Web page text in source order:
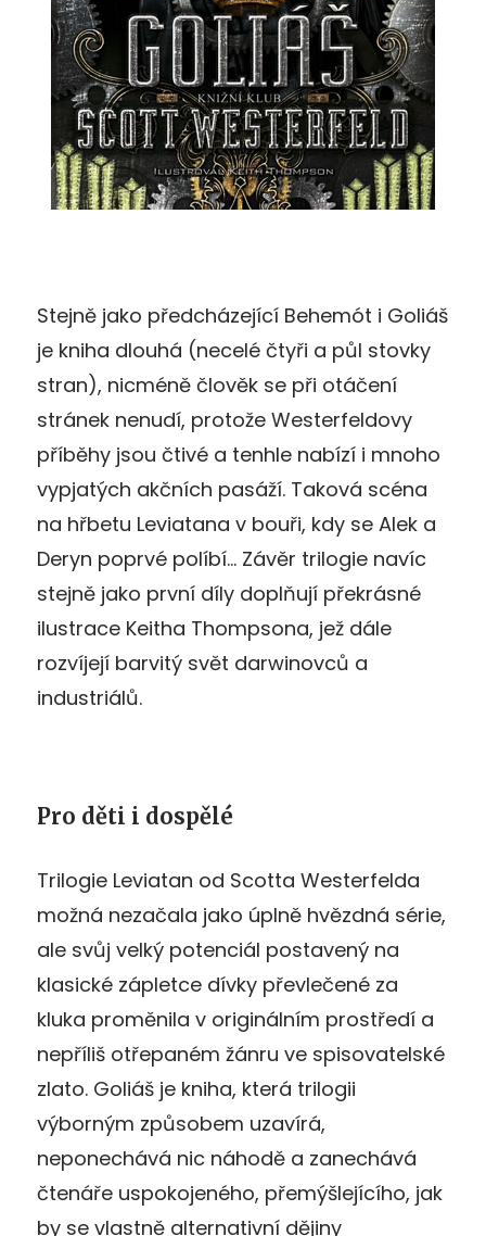
Stejně jako předcházející Behemót i Goliáš
je kniha dlouhá (necelé čtyři a půl stovky
stran), nicméně člověk se při otáčení
stránek nenudí, protože Westerfeldovy
příběhy jsou čtivé a tenhle nabízí i mnoho
vypjatých akčních pasáží. Taková scéna
na hřbetu Leviatana v bouři, kdy se Alek a
Deryn poprvé políbí… Závěr trilogie navíc
stejně jako první díly doplňují překrásné
ilustrace Keitha Thompsona, jež dále
rozvíjejí barvitý svět darwinovců a
industriálů.
Pro děti i dospělé
Trilogie Leviatan od Scotta Westerfelda
možná nezačala jako úplně hvězdná série,
ale svůj velký potenciál postavený na
klasické zápletce dívky převlečené za
kluka proměnila v originálním prostředí a
nepříliš otřepaném žánru ve spisovatelské
zlato. Goliáš je kniha, která trilogii
výborným způsobem uzavírá,
neponechává nic náhodě a zanechává
čtenáře uspokojeného, přemýšlejícího, jak
by se vlastně alternativní dějiny